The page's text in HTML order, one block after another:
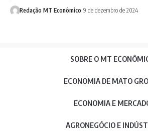
Redação MT Econômico 9 de dezembro de 2024
SOBRE O MT
ECONOMIA DE MATO
ECONOMIA E
AGRONEGÓCIO E